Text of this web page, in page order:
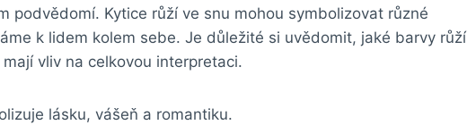
podvědomí. Kytice růží ve snu mohou symbolizovat různé
k lidem kolem sebe. Je důležité si uvědomit, jaké barvy růží
vliv na celkovou interpretaci.
lásku, vášeň a romantiku.